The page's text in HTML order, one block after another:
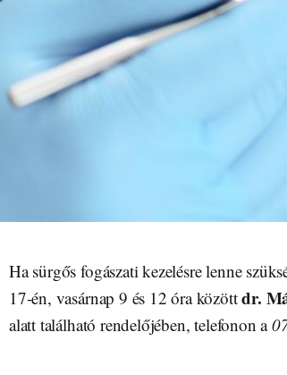
Ha sürgős fogászati kezelésre lenne
17-én, vasárnap 9 és 12 óra közöttdr.
alatt található rendelőjében, telefonon a